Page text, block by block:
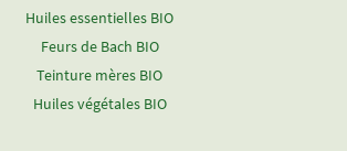
Huiles essentielles BIO
Feurs de Bach BIO
Teinture mères BIO
Huiles végétales BIO